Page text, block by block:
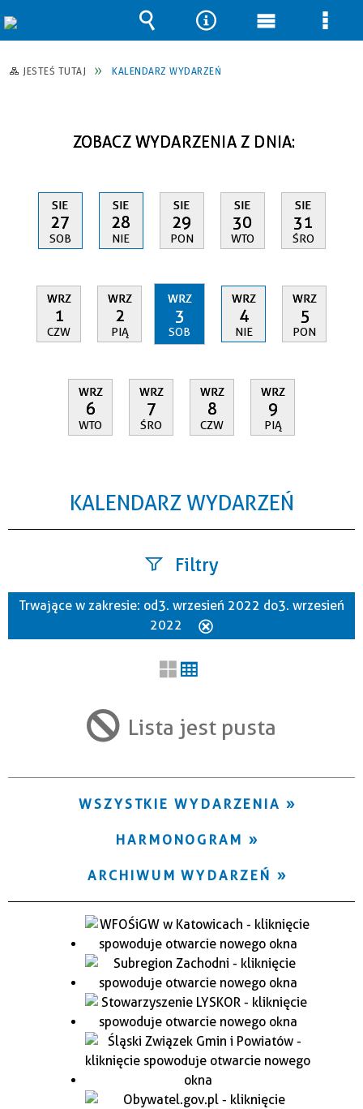
JESTEŚ TUTAJ KALENDARZ WYDARZEŃ
ZOBACZ WYDARZENIA Z DNIA:
SIE
27
SOB
SIE
28
NIE
SIE
29
PON
SIE
30
WTO
SIE
31
ŚRO
WRZ
1
CZW
WRZ
2
PIĄ
WRZ
3
SOB
WRZ
4
NIE
WRZ
5
PON
WRZ
6
WTO
WRZ
7
ŚRO
WRZ
8
CZW
WRZ
9
PIĄ
KALENDARZ WYDARZEŃ
Filtry
Szukana fraza
Trwające w zakresie
Trwające w zakresie: od 3. wrzesień 2022 do 3. wrzesień
2022
Lista jest pusta
WSZYSTKIE WYDARZENIA
HARMONOGRAM
ARCHIWUM WYDARZEŃ
Wyszukiwarka
Narzędzia
Menu Menu